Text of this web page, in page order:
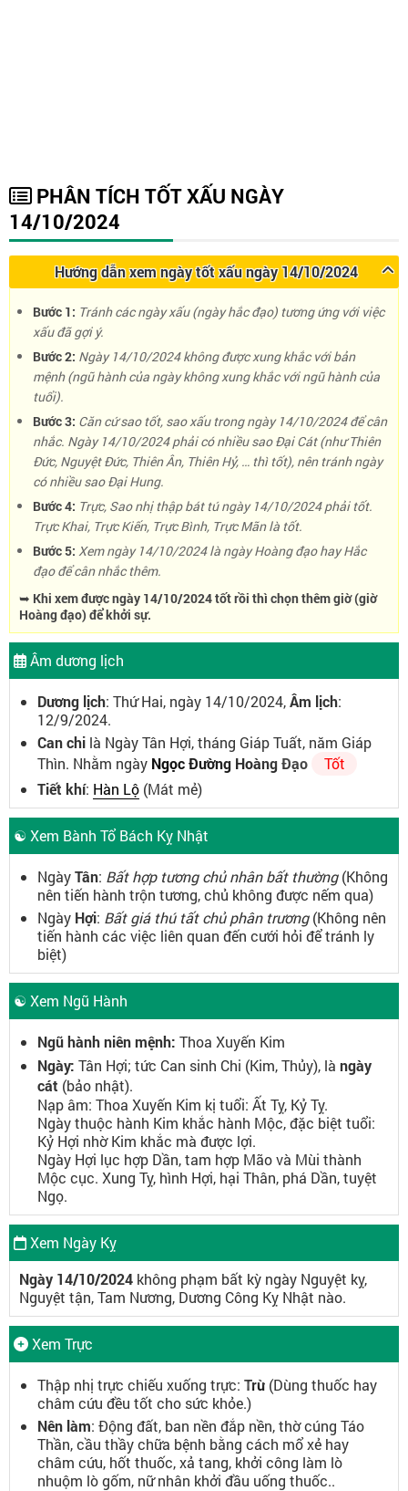
PHÂN TÍCH TỐT XẤU NGÀY
14/10/2024
Hướng dẫn xem ngày tốt xấu ngày 14/10/2024
Bước 1: Tránh các ngày xấu (ngày hắc đạo) tương ứng với việc
xấu đã gợi ý.
Bước 2: Ngày 14/10/2024 không được xung khắc với bản
mệnh (ngũ hành của ngày không xung khắc với ngũ hành của
tuổi).
Bước 3: Căn cứ sao tốt, sao xấu trong ngày 14/10/2024 để cân
nhắc. Ngày 14/10/2024 phải có nhiều sao Đại Cát (như Thiên
Đức, Nguyệt Đức, Thiên Ân, Thiên Hỷ, … thì tốt), nên tránh ngày
có nhiều sao Đại Hung.
Bước 4: Trực, Sao nhị thập bát tú ngày 14/10/2024 phải tốt.
Trực Khai, Trực Kiến, Trực Bình, Trực Mãn là tốt.
Bước 5: Xem ngày 14/10/2024 là ngày Hoàng đạo hay Hắc
đạo để cân nhắc thêm.
➥ Khi xem được ngày 14/10/2024 tốt rồi thì chọn thêm giờ (giờ
Hoàng đạo) để khởi sự.
Âm dương lịch
Dương lịch: Thứ Hai, ngày 14/10/2024,Âm lịch:
12/9/2024.
Can chi là Ngày Tân Hợi, tháng Giáp Tuất, năm Giáp
Thìn. Nhằm ngày Ngọc Đường Hoàng Đạo
Tốt
Tiết khí: Hàn Lộ (Mát mẻ)
☯ Xem Bành Tổ Bách Kỵ Nhật
NgàyTân: Bất hợp tương chủ nhân bất thường(Không
nên tiến hành trộn tương, chủ không được nếm qua)
Ngày Hợi: Bất giá thú tất chủ phân trương(Không nên
tiến hành các việc liên quan đến cưới hỏi để tránh ly
biệt)
☯ Xem Ngũ Hành
Ngũ hành niên mệnh: Thoa Xuyến Kim
Ngày: Tân Hợi; tức Can sinh Chi (Kim, Thủy), là ngày
cát (bảo nhật).
Nạp âm: Thoa Xuyến Kim kị tuổi: Ất Tỵ, Kỷ Tỵ.
Ngày thuộc hành Kim khắc hành Mộc, đặc biệt tuổi:
Kỷ Hợi nhờ Kim khắc mà được lợi.
Ngày Hợi lục hợp Dần, tam hợp Mão và Mùi thành
Mộc cục. Xung Tỵ, hình Hợi, hại Thân, phá Dần, tuyệt
Ngọ.
Xem Ngày Kỵ
Ngày 14/10/2024 không phạm bất kỳ ngày Nguyệt kỵ,
Nguyệt tận, Tam Nương, Dương Công Kỵ Nhật nào.
Xem Trực
Thập nhị trực chiếu xuống trực: Trừ (Dùng thuốc hay
châm cứu đều tốt cho sức khỏe.)
Nên làm: Động đất, ban nền đắp nền, thờ cúng Táo
Thần, cầu thầy chữa bệnh bằng cách mổ xẻ hay
châm cứu, hốt thuốc, xả tang, khởi công làm lò
nhuộm lò gốm, nữ nhân khởi đầu uống thuốc..